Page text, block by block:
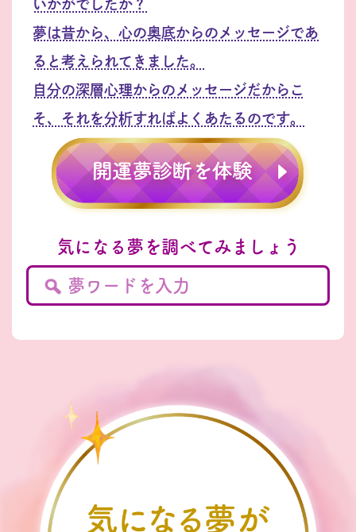
いかがでしたか？
夢は昔から、心の奥底からのメッセージであ
ると考えられてきました。
自分の深層心理からのメッセージだからこ
そ、それを分析すればよくあたるのです。
気になる夢を調べてみましょう